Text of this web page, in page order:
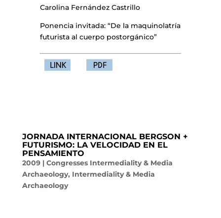
Carolina Fernández Castrillo
Ponencia invitada: “De la maquinolatría
futurista al cuerpo postorgánico”
JORNADA INTERNACIONAL BERGSON +
FUTURISMO: LA VELOCIDAD EN EL
PENSAMIENTO
2009| Congresses Intermediality & Media
Archaeology, Intermediality & Media
Archaeology